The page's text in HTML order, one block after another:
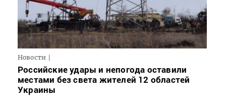
Новости
Российские удары и непогода оставили
местами без света жителей 12 областей
Украины